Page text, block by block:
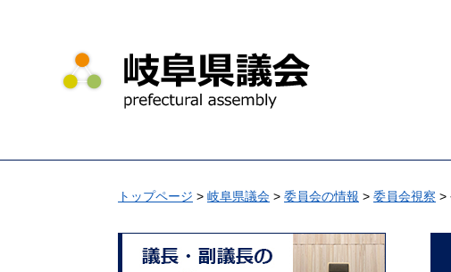
す
し
トップページ > 岐阜県議会 > 委員会の情報 > 委員会視察 >